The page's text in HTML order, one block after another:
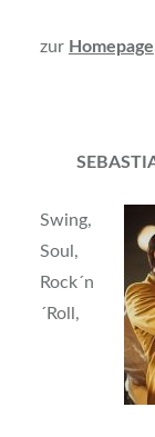
zur Homepage
Swing,
Soul,
Rock´n
´Roll,